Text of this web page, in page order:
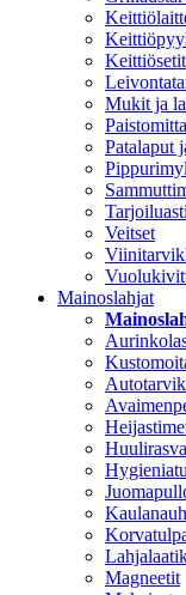
Keittiösetit
Mukit ja
Patalaput
Veitset
Mainoslahjat
Magneetit